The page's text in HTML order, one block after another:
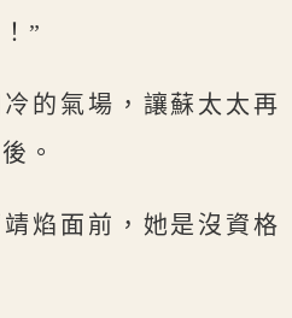
”
的氣場，讓蘇太太再
。
焰面前，她是沒資格